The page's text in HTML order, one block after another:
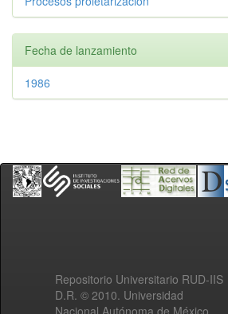
Fecha de lanzamiento
1986
Repositorio Universitario RUD-IIS
D.R. © 2010. Universidad
Nacional Autónoma de México.